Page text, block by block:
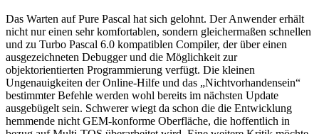
Das Warten auf Pure Pascal hat sich gelohnt. Der Anwender erhält
nicht nur einen sehr komfortablen, sondern gleichermaßen schnellen
und zu Turbo Pascal 6.0 kompatiblen Compiler, der über einen
ausgezeichneten Debugger und die Möglichkeit zur
objektorientierten Programmierung verfügt. Die kleinen
Ungenauigkeiten der Online-Hilfe und das „Nichtvorhandensein“
bestimmter Befehle werden wohl bereits im nächsten Update
ausgebügelt sein. Schwerer wiegt da schon die die Entwicklung
hemmende nicht GEM-konforme Oberfläche, die hoffentlich in